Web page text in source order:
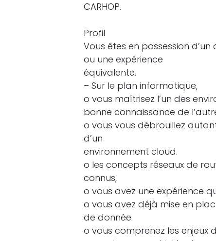
CARHOP.
Profil
Vous êtes en possession
ou une expérience
équivalente.
– Sur le plan informatique,
o vous maîtrisez l’un des
bonne connaissance de
o vous vous débrouillez
d’un
environnement cloud.
o les concepts réseaux de
connus,
o vous avez une expérience
o vous avez déjà mise en
de donnée.
o vous comprenez les enjeux